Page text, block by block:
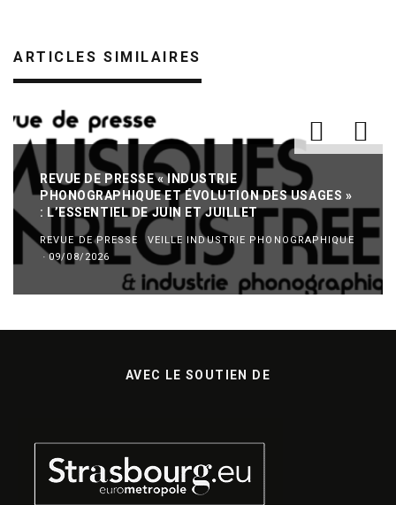
ARTICLES SIMILAIRES
REVUE DE PRESSE « INDUSTRIE
PHONOGRAPHIQUE ET ÉVOLUTION DES USAGES »
: L’ESSENTIEL DE JUIN ET JUILLET
REVUE DE PRESSE
VEILLE INDUSTRIE PHONOGRAPHIQUE
· 09/08/2026
AVEC LE SOUTIEN DE